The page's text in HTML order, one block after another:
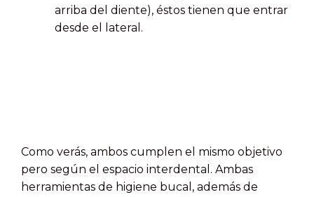
arriba del diente), éstos tienen que entrar
desde el lateral.
Como verás, ambos cumplen el mismo objetivo
pero según el espacio interdental. Ambas
herramientas de higiene bucal, además de